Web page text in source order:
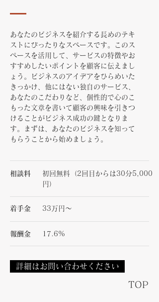
あなたのビジネスを紹介する長めのテキ
ストにぴったりなスペースです。このス
ペースを活用して、サービスの特徴やお
すすめしたいポイントを顧客に伝えまし
ょう。ビジネスのアイデアをひらめいた
きっかけ、他にはない独自のサービス、
あなたのこだわりなど、個性的で心のこ
もった文章を書いて顧客の興味を引きつ
けることがビジネス成功の鍵となりま
す。まずは、あなたのビジネスを知って
もらうことから始めましょう。
相談料
初回無料（2回目からは30分5,000
円）
着手金 33万円～
報酬金 17.6%
詳細はお問い合わせください
TOP